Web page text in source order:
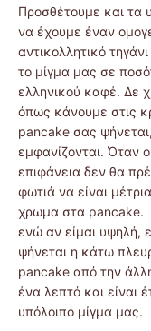
Προσθέτουμε και τα
να έχουμε έναν
αντικολλητικό
το μίγμα μας σε
ελληνικού καφέ. Δε
όπως κάνουμε στις
pancake σας
εμφανίζονται. Όταν
επιφάνεια δεν θα
φωτιά να είναι
χρωμα στα pancake.
ενώ αν είμαι υψηλή,
ψήνεται η κάτω
pancake από την
ένα λεπτό και είναι
υπόλοιπο μίγμα μας.